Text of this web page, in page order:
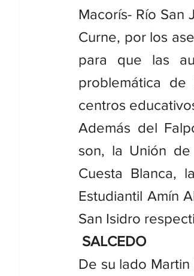
Macorís- Río San
Curne, por los
para que las
problemática
centros
Además del
son, la Unión
Cuesta Blanca,
Estudiantil Amín
San Isidro
SALCEDO
De su lado